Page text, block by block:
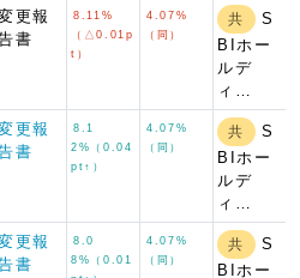
更報
書
8.11%
（△0.01p
t）
4.07%
（同）
共
S
BIホー
ルデ
ィ…
更報
書
8.1
2%（0.04
pt↑）
4.07%
（同）
共
S
BIホー
ルデ
ィ…
更報
書
8.0
8%（0.01
4.07%
（同）
共
S
BIホー